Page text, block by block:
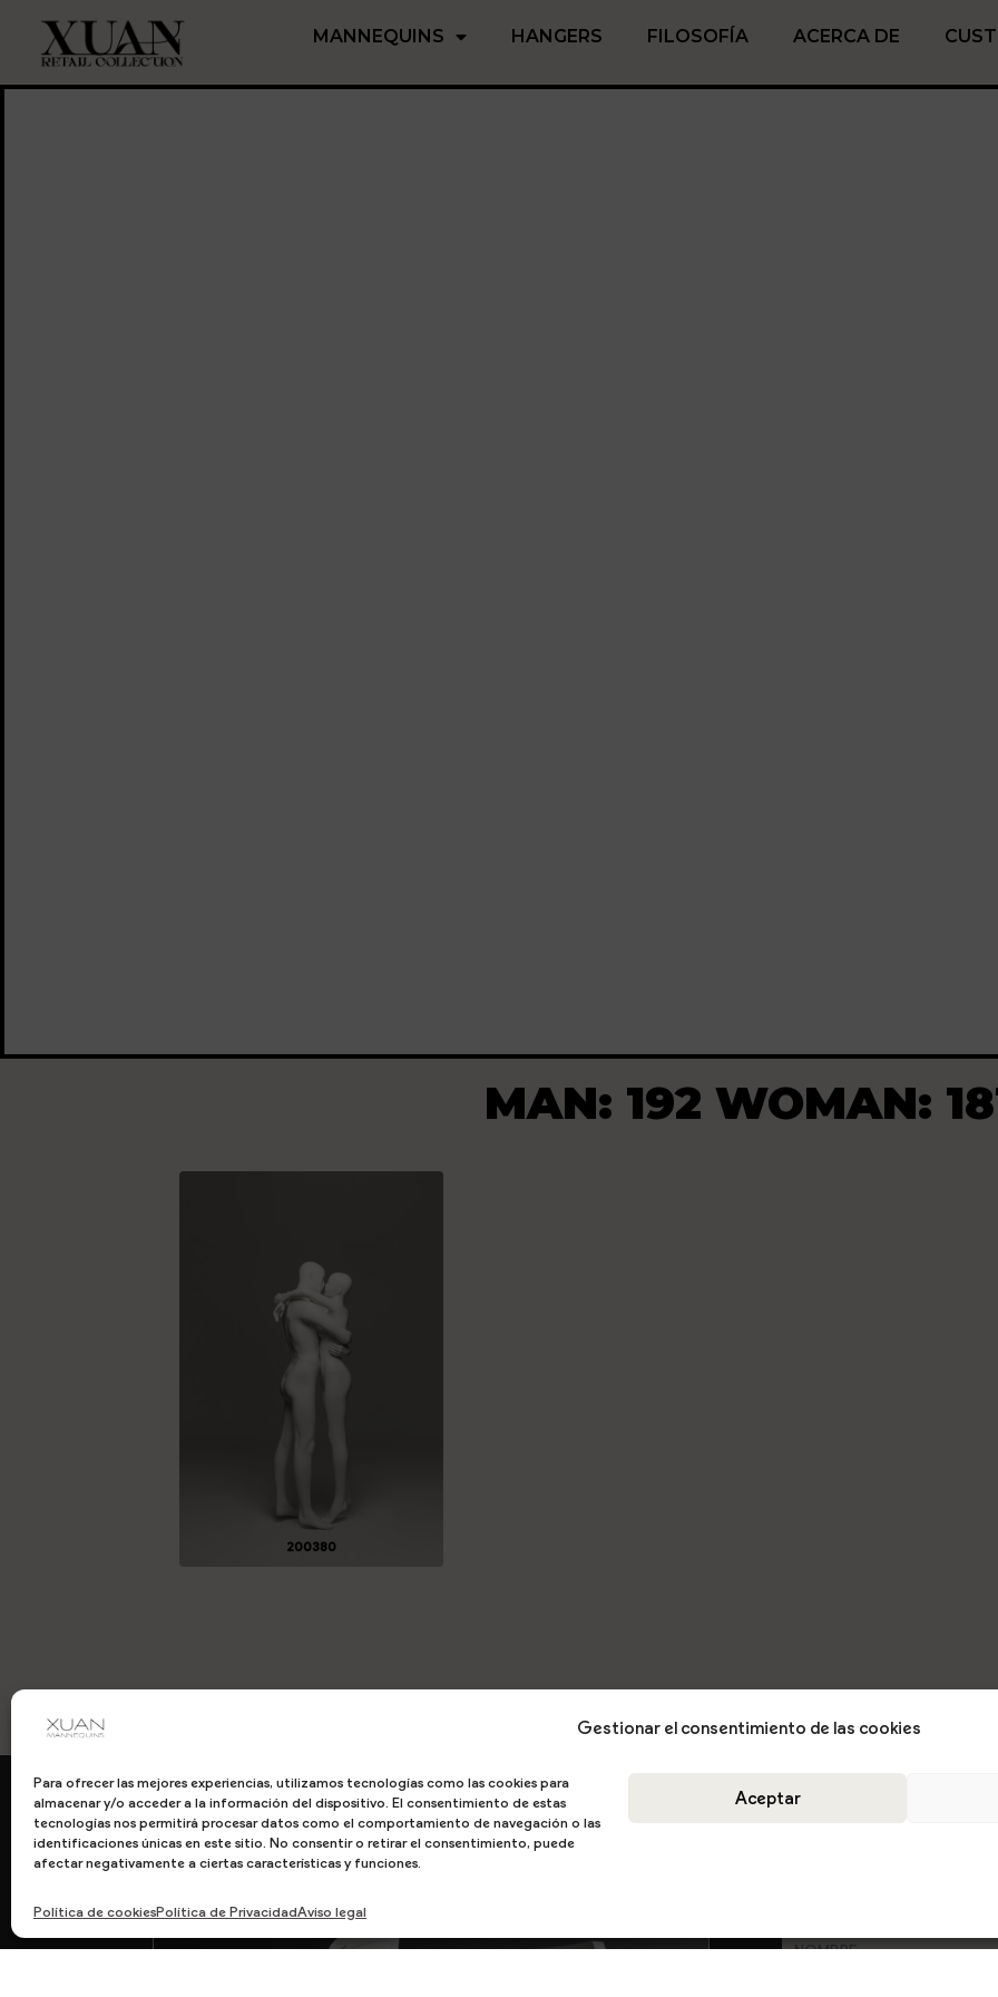
Gestionar el consentimiento de las cookies
Para ofrecer las mejores experiencias, utilizamos tecnologías como las cookies para
almacenar y/o acceder a la información del dispositivo. El consentimiento de estas
tecnologías nos permitirá procesar datos como el comportamiento de navegación o las
identificaciones únicas en este sitio. No consentir o retirar el consentimiento, puede
afectar negativamente a ciertas características y funciones.
Aceptar
Política de cookiesPolítica de PrivacidadAviso legal
MANNEQUINS HANGERS FILOSOFÍA ACERCA DE
MAN: 192 WOMAN:
200380